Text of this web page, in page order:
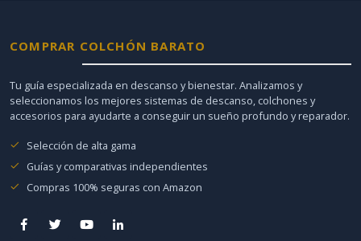
COMPRAR COLCHÓN BARATO
Tu guía especializada en descanso y bienestar. Analizamos y
seleccionamos los mejores sistemas de descanso, colchones y
accesorios para ayudarte a conseguir un sueño profundo y reparador.
Selección de alta gama
Guías y comparativas independientes
Compras 100% seguras con Amazon